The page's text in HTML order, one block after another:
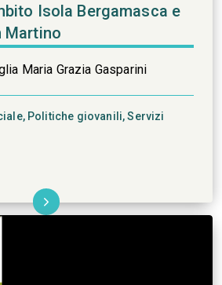
Isola Bergamasca e
Martino
Maria Grazia Gasparini
Politiche giovanili,Servizi